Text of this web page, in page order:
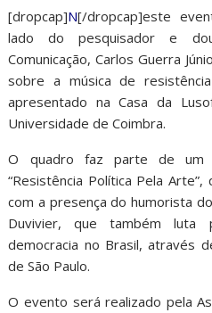
[dropcap]N[/dropcap]este
lado do pesquisador e
Comunicação, Carlos Guerra
sobre a música de
apresentado na Casa da
Universidade de Coimbra.
O quadro faz parte de um
“Resistência Política Pela
com a presença do humorista
Duvivier, que também luta
democracia no Brasil, através
de São Paulo.
O evento será realizado pela